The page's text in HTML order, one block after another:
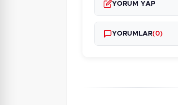
YORUM YAP
YORUMLAR(0)